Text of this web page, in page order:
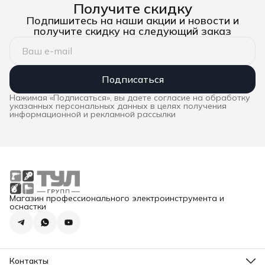
Получите скидку
Подпишитесь на наши акции и новости и
получите скидку на следующий заказ
Подписаться
Нажимая «Подписаться», вы даете согласие на обработку
указанных персональных данных в целях получения
информационной и рекламной рассылки
Магазин профессионального электроинструмента и
оснастки
Контакты